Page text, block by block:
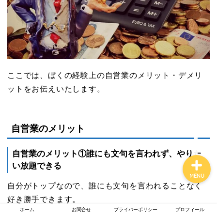
ここでは、ぼくの経験上の自営業のメリット・デメリ
ットをお伝えいたします。
自営業のメリット
自営業のメリット①誰にも文句を言われず、やりた
い放題できる
自分がトップなので、誰にも文句を言われることなく
好き勝手できます。
ホーム お問合せ プライバーポリシー プロフィール
MENU
お金持ちになれる働き方